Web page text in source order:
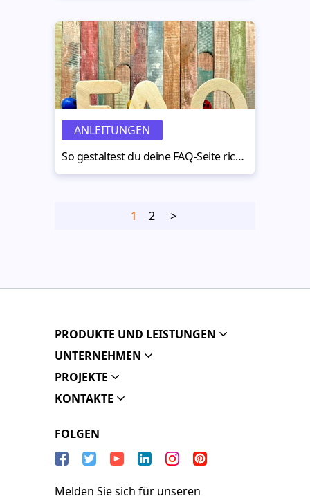
ANLEITUNGEN
So gestaltest du deine FAQ-Seite richtig: Tipps und Tutorial
1 2 >
PRODUKTE UND LEISTUNGEN
UNTERNEHMEN
PROJEKTE
KONTAKTE
FOLGEN
Melden Sie sich für unseren